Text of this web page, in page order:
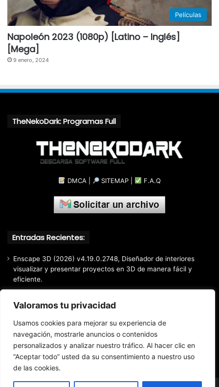
Valoramos tu privacidad
Usamos cookies para mejorar su experiencia de
navegación, mostrarle anuncios o contenidos
personalizados y analizar nuestro tráfico. Al hacer clic en
“Aceptar todo” usted da su consentimiento a nuestro uso
de las cookies.
Películas
Napoleón 2023 (1080p) [Latino – Inglés]
[Mega]
9 enero, 2024
TheNekoDark: Programas Full
DMCA SITEMAP F.A.Q
Entradas Recientes:
Enscape 3D (2026) v4.19.0.2748, Diseñador de interiores
visualizar y presentar proyectos en 3D de manera fácil y
eficiente.
EaseUS Partition Master Professional All Edition (2026)
v20.5.0 Build 202608010610, Crear y modificar particiones
fácil y rápido
EaseUS Todo Backup Home 2025 v16.3.1, Respaldo y
recuperación de archivos confiable